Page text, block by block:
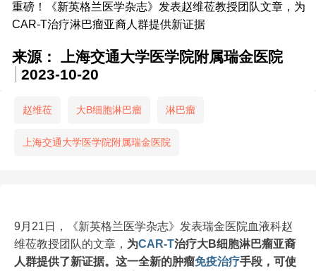
重磅！《新英格兰医学杂志》发表赵维莅教授团队文章，为
CAR-T治疗淋巴瘤亚裔人群提供新证据
来源： 上海交通大学医学院附属瑞金医院
2023-10-20
赵维莅 大B细胞淋巴瘤 淋巴瘤
上海交通大学医学院附属瑞金医院
9月21日，《新英格兰医学杂志》发表瑞金医院血液科赵
维莅教授团队的文章， 为CAR-T治疗大B细胞淋巴瘤亚裔
人群提供了新证据。这一全新的肿瘤免疫治疗手段，可使